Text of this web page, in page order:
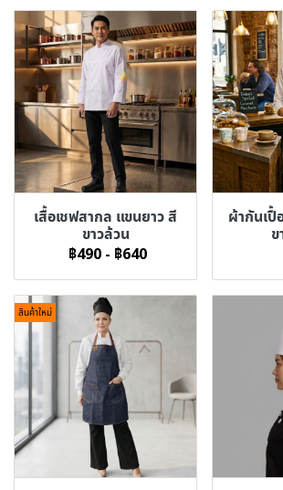
เสื้อเชฟสากล แขนยาว สี
ขาวล้วน
฿490 - ฿640
ผ้ากันเปื้
ข
สินค้าใหม่